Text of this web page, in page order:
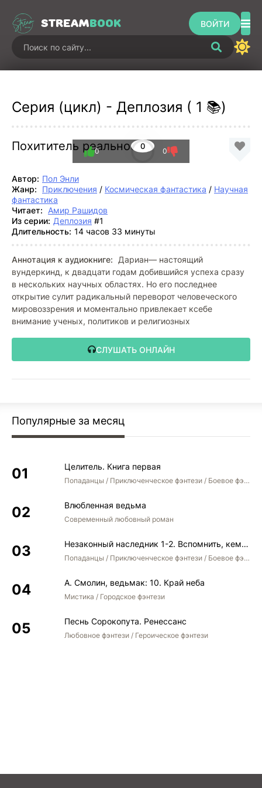
STREAMBOOK ВОЙТИ
Серия (цикл) - Деплозия ( 1 📚)
Похититель реальности
0
0 0
Автор: Пол Энли
Жанр:
Приключения / Космическая фантастика / Научная
фантастика
Читает:
Амир Рашидов
Из серии: Деплозия #1
Длительность: 14 часов 33 минуты
Аннотация к аудиокниге:
Дариан— настоящий
вундеркинд, к двадцати годам добившийся успеха сразу
в нескольких научных областях. Но его последнее
открытие сулит радикальный переворот человеческого
мировоззрения и моментально привлекает ксебе
внимание ученых, политиков и религиозных
СЛУШАТЬ ОНЛАЙН
Популярные за месяц
Целитель. Книга первая
Попаданцы / Приключенческое фэнтези / Боевое фэнтези
Влюбленная ведьма
Современный любовный роман
Незаконный наследник 1-2. Вспомнить, кем был. Стать собой. Остаться собой
Попаданцы / Приключенческое фэнтези / Боевое фэнтези / Юмористическое фэнтези
А. Смолин, ведьмак: 10. Край неба
Мистика / Городское фэнтези
Песнь Сорокопута. Ренессанс
Любовное фэнтези / Героическое фэнтези